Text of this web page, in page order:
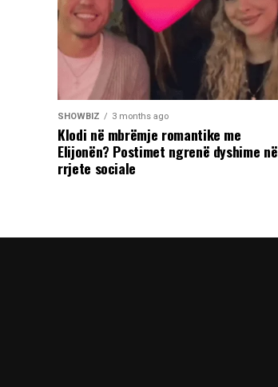
SHOWBIZ 3 months ago
Klodi në mbrëmje romantike me
Elijonën? Postimet ngrenë dyshime në
rrjete sociale